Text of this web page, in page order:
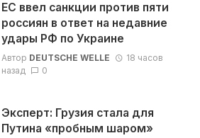
ЕС ввел санкции против пяти
россиян в ответ на недавние
удары РФ по Украине
Автор DEUTSCHE WELLE
18 часов
назад
0
Эксперт: Грузия стала для
Путина «пробным шаром»